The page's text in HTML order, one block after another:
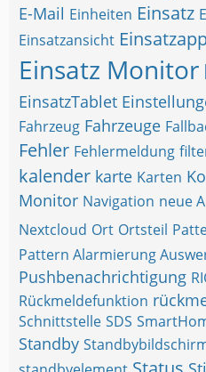
E-Mail Einheiten Einsatz
Einsatzansicht
Einsatz Monitor
EinsatzTablet
Fahrzeug Fahrzeuge
Fehler Fehlermeldung
kalender karte Karten
Monitor Navigation neue
Nextcloud Ort Ortsteil
Pattern Alarmierung
Pushbenachrichtigung
Rückmeldefunktion
Schnittstelle SDS
Standby